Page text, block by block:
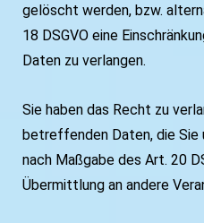
gelöscht werden, bzw.
18 DSGVO eine
Daten zu verlangen.
Sie haben das Recht zu
betreffenden Daten, die
nach Maßgabe des Art. 20
Übermittlung an andere